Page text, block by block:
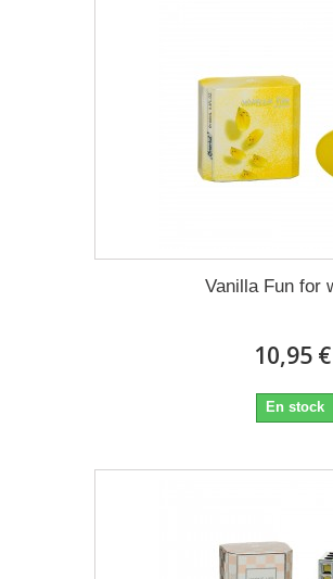
Vanilla Fun for
10,95 €
En stock